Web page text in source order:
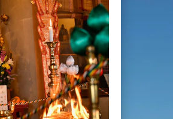
樹木葬
永代供養・納骨
ブログ
アクセス